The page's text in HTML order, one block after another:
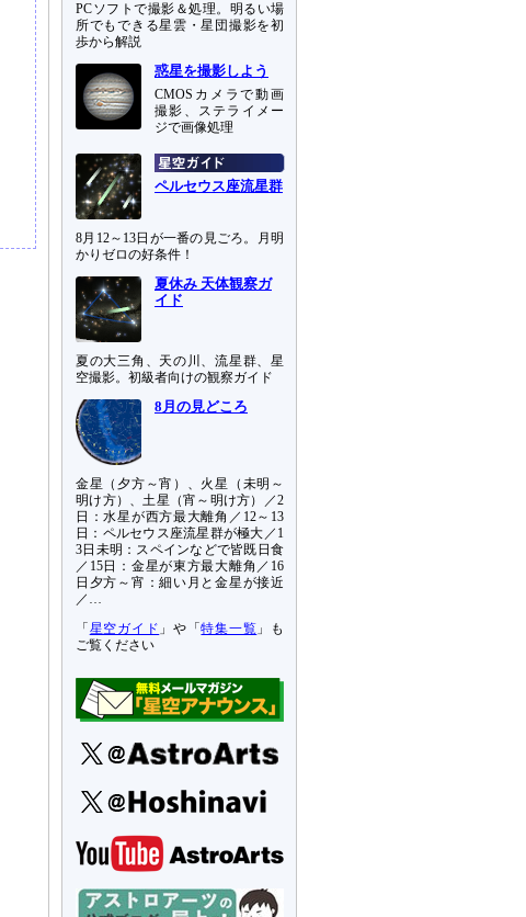
PCソフトで撮影＆処理。明るい場
所でもできる星雲・星団撮影を初
歩から解説
惑星を撮影しよう
CMOSカメラで動画
撮影、ステライメー
ジで画像処理
ペルセウス座流星群
8月12～13日が一番の見ごろ。月明
かりゼロの好条件！
夏休み 天体観察ガ
イド
夏の大三角、天の川、流星群、星
空撮影。初級者向けの観察ガイド
8月の見どころ
金星（夕方～宵）、火星（未明～
明け方）、土星（宵～明け方）／2
日：水星が西方最大離角／12～13
日：ペルセウス座流星群が極大／1
3日未明：スペインなどで皆既日食
／15日：金星が東方最大離角／16
日夕方～宵：細い月と金星が接近
／…
「 星空ガイド 」や「特集一覧 」も
ご覧ください